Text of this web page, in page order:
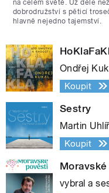
na celém světě. Už déle
dobrodružství s pěticí
hlavně nejedno tajemství.
Ondřej
Koupit
Sestry
Martin Uhlíř
Koupit
vybral a